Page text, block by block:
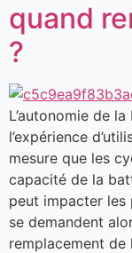
quand
?
L’autonomie de
l’expérience
mesure que les
capacité de la
peut impacter les
se demandent
remplacement